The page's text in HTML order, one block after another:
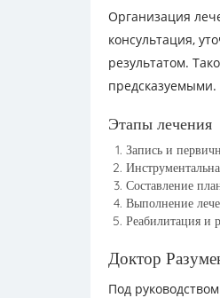
Организация
консультация,
результатом.
предсказуемыми.
Этапы лечения
Запись и
Составление
Выполнение
Реабилитация и
Доктор
Под